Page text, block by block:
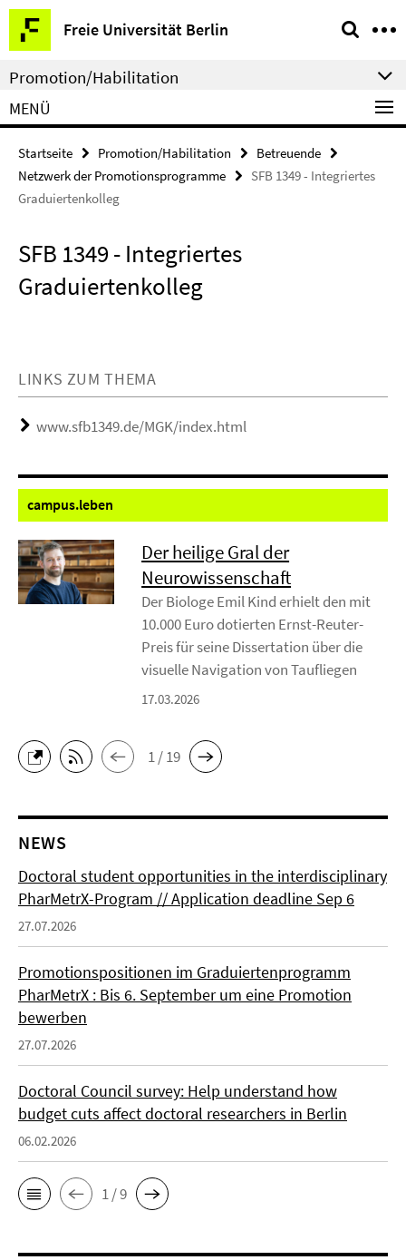
Springe
direkt
zu
Inhalt
Freie Universität Berlin
Service-
Navigation
Promotion/Habilitation
MENÜ
Startseite Promotion/Habilitation
Betreuende
Netzwerk der Promotionsprogramme
SFB 1349 - Integriertes
Graduiertenkolleg
SFB 1349 - Integriertes
Graduiertenkolleg
LINKS ZUM THEMA
www.sfb1349.de/MGK/index.html
campus.leben
Der heilige Gral der
Neurowissenschaft
Der Biologe Emil Kind erhielt den mit
10.000 Euro dotierten Ernst-Reuter-
Preis für seine Dissertation über die
visuelle Navigation von Taufliegen
17.03.2026
1 / 19
NEWS
Doctoral student opportunities in the interdisciplinary
PharMetrX-Program // Application deadline Sep 6
27.07.2026
Promotionspositionen im Graduiertenprogramm
PharMetrX : Bis 6. September um eine Promotion
bewerben
27.07.2026
Doctoral Council survey: Help understand how
budget cuts affect doctoral researchers in Berlin
06.02.2026
1 / 9